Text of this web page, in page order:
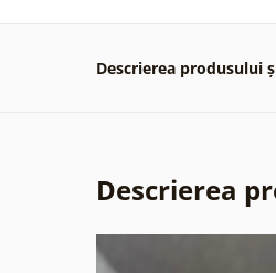
Descrierea produsului
Descrierea